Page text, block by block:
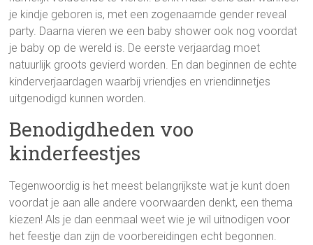
je kindje geboren is, met een zogenaamde gender reveal
party. Daarna vieren we een baby shower ook nog voordat
je baby op de wereld is. De eerste verjaardag moet
natuurlijk groots gevierd worden. En dan beginnen de echte
kinderverjaardagen waarbij vriendjes en vriendinnetjes
uitgenodigd kunnen worden.
Benodigdheden voo
kinderfeestjes
Tegenwoordig is het meest belangrijkste wat je kunt doen
voordat je aan alle andere voorwaarden denkt, een thema
kiezen! Als je dan eenmaal weet wie je wil uitnodigen voor
het feestje dan zijn de voorbereidingen echt begonnen.